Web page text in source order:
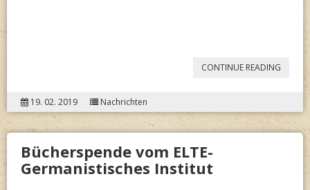
CONTINUE READING
19. 02. 2019 Nachrichten
Bücherspende vom ELTE-
Germanistisches Institut